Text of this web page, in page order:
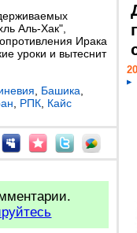
Аль-Хак",
Ирака
уроки и вытеснит
Башика
РПК Кайс